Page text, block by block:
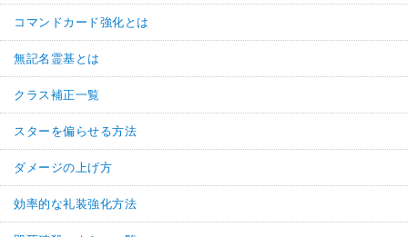
コマンドカード強化とは
無記名霊基とは
クラス補正一覧
スターを偏らせる方法
ダメージの上げ方
効率的な礼装強化方法